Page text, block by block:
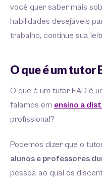
você quer saber mais
habilidades desejáveis
trabalho, continue sua
O que é um tutor
O que é um tutor EAD é
falamos em ensino a
profissional?
Podemos dizer que o
alunos e professores
pessoa ao qual os